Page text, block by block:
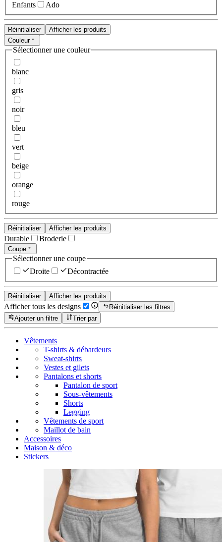
Enfants
Ado
Réinitialiser
Afficher les produits
Couleur
Sélectionner une couleur
blanc
gris
noir
bleu
vert
beige
orange
rouge
Réinitialiser Afficher les produits
Durable Broderie
Coupe
Sélectionner une coupe
Droite
Décontractée
Réinitialiser Afficher les produits
Afficher tous les designs
Réinitialiser les filtres
Ajouter un filtre
Trier par
Vêtements
T-shirts & débardeurs
Sweat-shirts
Vestes et gilets
Pantalons et shorts
Pantalon de sport
Sous-vêtements
Shorts
Legging
Vêtements de sport
Maillot de bain
Accessoires
Maison & déco
Stickers